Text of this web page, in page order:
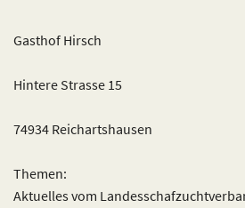
Gasthof Hirsch
Hintere Strasse 15
74934 Reichartshausen
Themen:
Aktuelles vom